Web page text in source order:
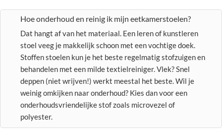
Hoe onderhoud en reinig ik mijn eetkamerstoelen?
Dat hangt af van het materiaal. Een leren of kunstleren
stoel veeg je makkelijk schoon met een vochtige doek.
Stoffen stoelen kun je het beste regelmatig stofzuigen en
behandelen met een milde textielreiniger. Vlek? Snel
deppen (niet wrijven!) werkt meestal het beste. Wil je
weinig omkijken naar onderhoud? Kies dan voor een
onderhoudsvriendelijke stof zoals microvezel of
polyester.